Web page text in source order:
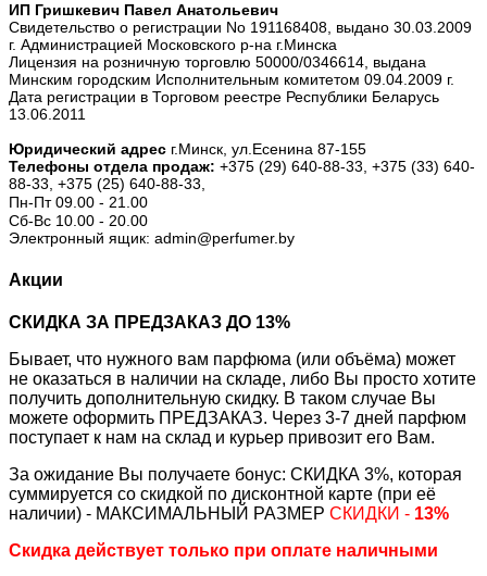
ИП Гришкевич Павел Анатольевич
Свидетельство о регистрации No 191168408, выдано 30.03.2009
г. Администрацией Московского р-на г.Минска
Лицензия на розничную торговлю 50000/0346614, выдана
Минским городским Исполнительным комитетом 09.04.2009 г.
Дата регистрации в Торговом реестре Республики Беларусь
13.06.2011
Юридический адрес г.Минск, ул.Есенина 87-155
Телефоны отдела продаж: +375 (29) 640-88-33, +375 (33) 640-
88-33, +375 (25) 640-88-33,
Пн-Пт 09.00 - 21.00
Сб-Вс 10.00 - 20.00
Электронный ящик: admin@perfumer.by
Акции
СКИДКА ЗА ПРЕДЗАКАЗ ДО 13%
Бывает, что нужного вам парфюма (или объёма) может
не оказаться в наличии на складе, либо Вы просто хотите
получить дополнительную скидку. В таком случае Вы
можете оформить ПРЕДЗАКАЗ. Через 3-7 дней парфюм
поступает к нам на склад и курьер привозит его Вам.
За ожидание Вы получаете бонус: СКИДКА 3%, которая
суммируется со скидкой по дисконтной карте (при её
наличии) - МАКСИМАЛЬНЫЙ РАЗМЕР СКИДКИ - 13%
Скидка действует только при оплате наличными